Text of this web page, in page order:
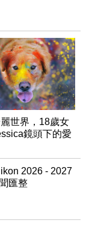
世界，18歲女
鏡頭下的愛
2026 - 2027
匯整